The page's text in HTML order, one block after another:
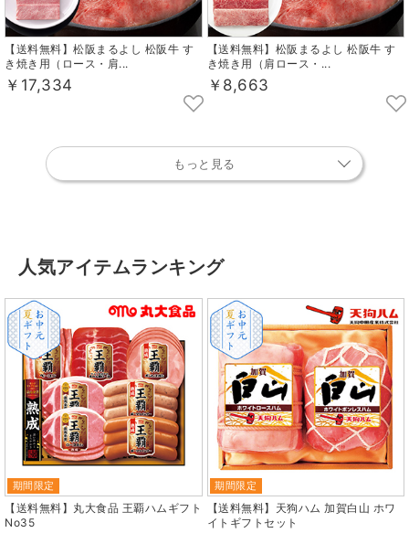
【送料無料】松阪まるよし 松阪牛 す
き焼き用（ロース・肩...
￥17,334
【送料無料】松阪まるよし 松阪牛 す
き焼き用（肩ロース・...
￥8,663
もっと見る
人気アイテムランキング
期間限定
【送料無料】丸大食品 王覇ハムギフト
No35
期間限定
【送料無料】天狗ハム 加賀白山 ホワ
イトギフトセット